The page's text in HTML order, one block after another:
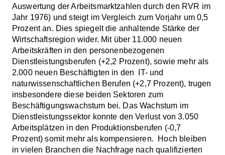
Auswertung der Arbeitsmarktzahlen durch den RVR im
Jahr 1976) und steigt im Vergleich zum Vorjahr um 0,5
Prozent an. Dies spiegelt die anhaltende Stärke der
Wirtschaftsregion wider. Mit über 11.000 neuen
Arbeitskräften in den personenbezogenen
Dienstleistungsberufen (+2,2 Prozent), sowie mehr als
2.000 neuen Beschäftigten in den IT- und
naturwissenschaftlichen Berufen (+2,7 Prozent), trugen
insbesondere diese beiden Sektoren zum
Beschäftigungswachstum bei. Das Wachstum im
Dienstleistungssektor konnte den Verlust von 3.050
Arbeitsplätzen in den Produktionsberufen (-0,7
Prozent) somit mehr als kompensieren. Hoch bleiben
in vielen Branchen die Nachfrage nach qualifizierten